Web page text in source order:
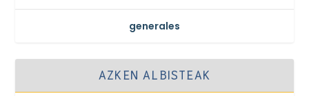
generales
AZKEN ALBISTEAK